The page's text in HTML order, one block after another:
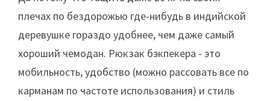
плечах по бездорожью где-нибудь в индийской
деревушке гораздо удобнее, чем даже самый
хороший чемодан. Рюкзак бэкпекера - это
мобильность, удобство (можно рассовать все по
карманам по частоте использования) и стиль